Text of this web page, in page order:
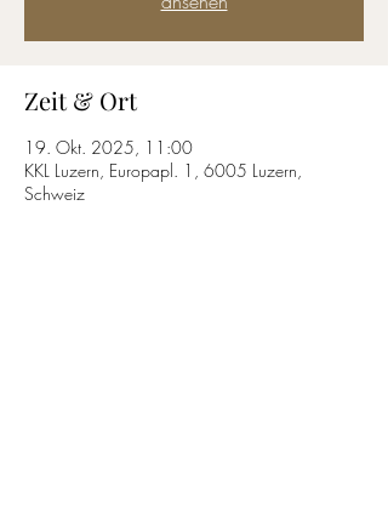
Zeit & Ort
19. Okt. 2025, 11:00
KKL Luzern, Europapl. 1, 6005 Luzern,
Schweiz